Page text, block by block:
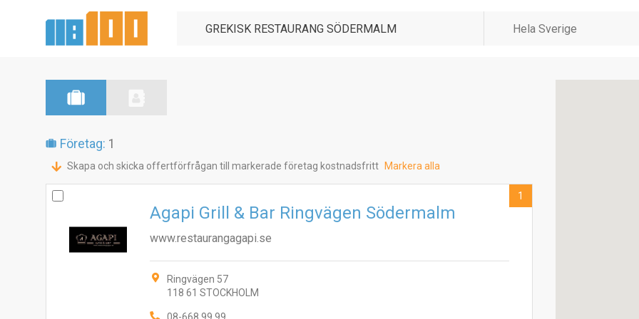
Företag: 1
Skapa och skicka offertförfrågan till markerade företag kostnadsfritt Markera alla
Agapi Grill & Bar Ringvägen Södermalm
www.restaurangagapi.se
Ringvägen 57
118 61 STOCKHOLM
1